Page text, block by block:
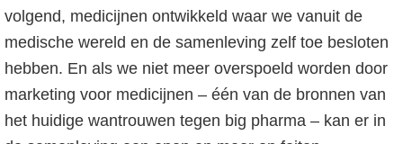
volgend, medicijnen ontwikkeld waar we vanuit de
medische wereld en de samenleving zelf toe besloten
hebben. En als we niet meer overspoeld worden door
marketing voor medicijnen – één van de bronnen van
het huidige wantrouwen tegen big pharma – kan er in